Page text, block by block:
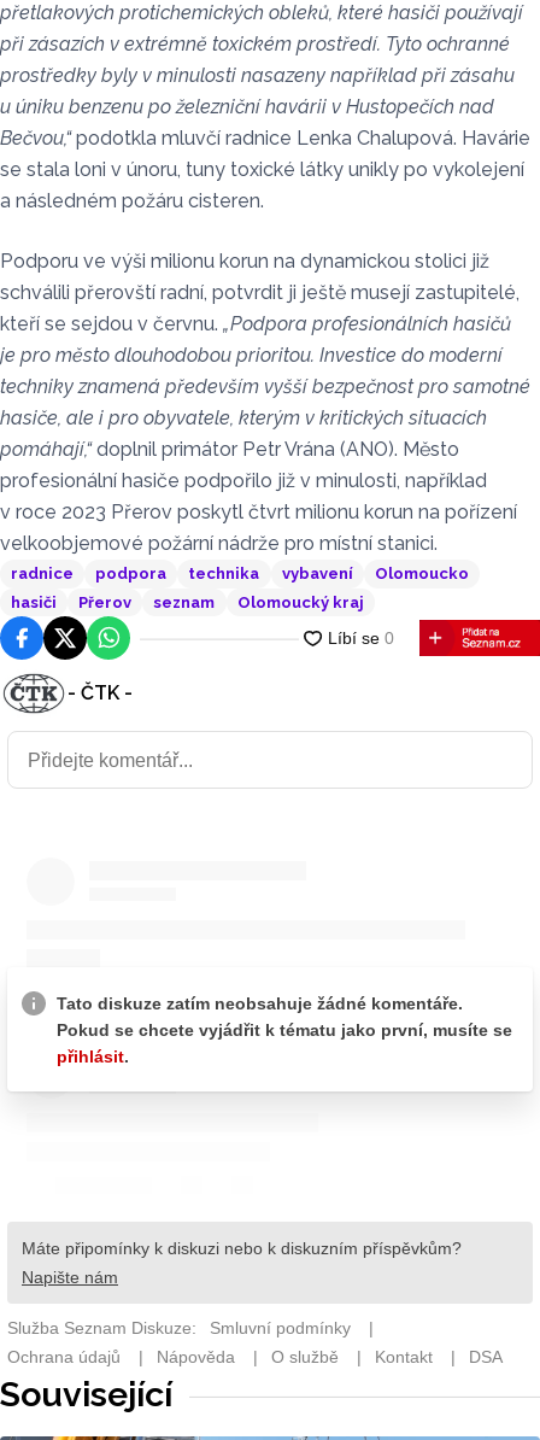
přetlakových protichemických obleků, které hasiči používají
při zásazích v extrémně toxickém prostředí. Tyto ochranné
prostředky byly v minulosti nasazeny například při zásahu
u úniku benzenu po železniční havárii v Hustopečích nad
Bečvou,“podotkla mluvčí radnice Lenka Chalupová. Havárie
se stala loni v únoru, tuny toxické látky unikly po vykolejení
a následném požáru cisteren.
Podporu ve výši milionu korun na dynamickou stolici již
schválili přerovští radní, potvrdit ji ještě musejí zastupitelé,
kteří se sejdou v červnu. „Podpora profesionálních hasičů
je pro město dlouhodobou prioritou. Investice do moderní
techniky znamená především vyšší bezpečnost pro samotné
hasiče, ale i pro obyvatele, kterým v kritických situacích
pomáhají,“doplnil primátor Petr Vrána (ANO). Město
profesionální hasiče podpořilo již v minulosti, například
v roce 2023 Přerov poskytl čtvrt milionu korun na pořízení
velkoobjemové požární nádrže pro místní stanici.
radnice podpora technika vybavení
Olomoucko
hasiči
Přerov seznam Olomoucký kraj
FacebookPlatforma X
WhatsApp
- ČTK -
Související